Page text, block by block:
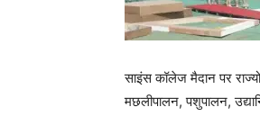
साइंस कॉलेज मैदान पर
मछलीपालन, पशुपालन,